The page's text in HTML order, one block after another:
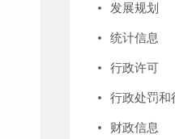
发展规划
统计信息
行政许可
行政处罚和
财政信息